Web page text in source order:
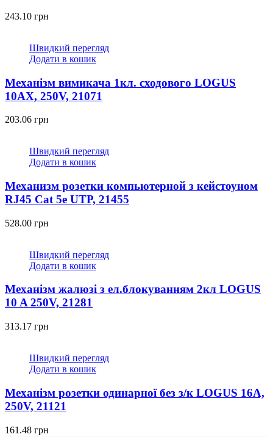
243.10 грн
Швидкий перегляд
Додати в кошик
Механізм вимикача 1кл. сходового LOGUS
10АХ, 250V, 21071
203.06 грн
Швидкий перегляд
Додати в кошик
Механизм розетки компьютерной з кейстоуном
RJ45 Cat 5e UTP, 21455
528.00 грн
Швидкий перегляд
Додати в кошик
Механізм жалюзі з ел.блокуванням 2кл LOGUS
10 A 250V, 21281
313.17 грн
Швидкий перегляд
Додати в кошик
Механізм розетки одинарної без з/к LOGUS 16А,
250V, 21121
161.48 грн